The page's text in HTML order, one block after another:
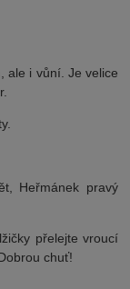
ale i vůní. Je velice
Heřmánek pravý
přelejte vroucí
chuť!